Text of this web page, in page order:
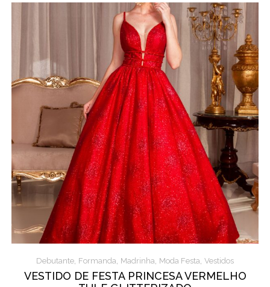
Debutante, Formanda, Madrinha, Moda Festa, Vestidos
VESTIDO DE FESTA PRINCESA VERMELHO